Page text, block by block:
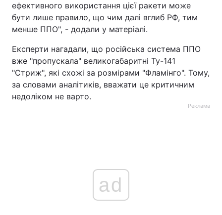
ефективного використання цієї ракети може
бути лише правило, що чим далі вглиб РФ, тим
менше ППО", - додали у матеріалі.
Експерти нагадали, що російська система ППО
вже "пропускала" великогабаритні Ту-141
"Стриж", які схожі за розмірами "Фламінго". Тому,
за словами аналітиків, вважати це критичним
недоліком не варто.
Реклама
ad